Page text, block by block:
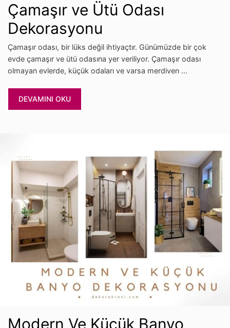
Çamaşır ve Ütü Odası
Dekorasyonu
Çamaşır odası, bir lüks değil ihtiyaçtır. Günümüzde bir çok
evde çamaşır ve ütü odasına yer veriliyor. Çamaşır odası
olmayan evlerde, küçük odaları ve varsa merdiven …
DEVAMINI OKU
Modern Ve Küçük Banyo